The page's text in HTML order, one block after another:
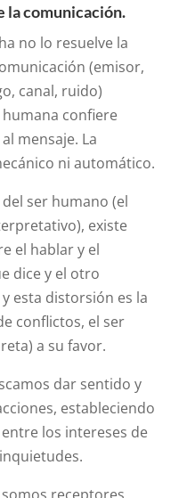
la comunicación.
no lo resuelve la
(emisor,
canal, ruido)
confiere
mensaje. La
ni automático.
ser humano (el
existe
el hablar y el
dice y el otro
esta distorsión es la
conflictos, el ser
a su favor.
dar sentido y
estableciendo
los intereses de